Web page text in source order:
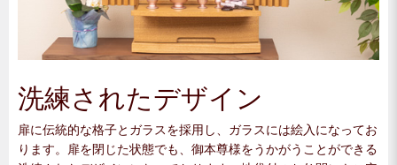
洗練されたデザイン
扉に伝統的な格子とガラスを採用し、ガラスには絵入になってお
ります。扉を閉じた状態でも、御本尊様をうかがうことができる